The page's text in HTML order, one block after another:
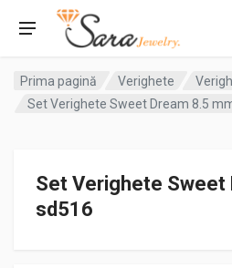
Prima pagină Verighete
Set Verighete Sweet Dream 8.5
Set Verighete Sweet
sd516